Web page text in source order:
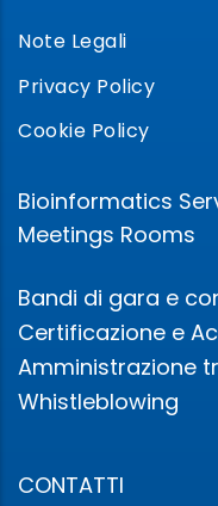
Note Legali
Privacy Policy
Cookie Policy
Bioinformatics
Meetings Rooms
Bandi di gara e
Certificazione e
Amministrazione
Whistleblowing
CONTATTI